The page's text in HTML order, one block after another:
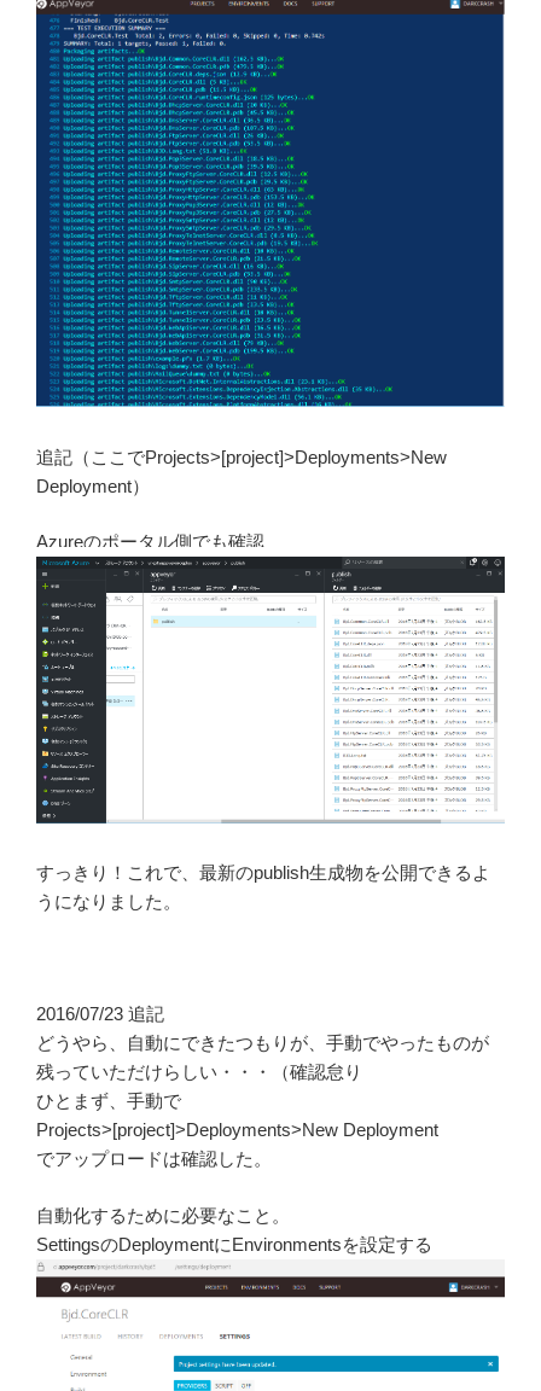
追記（ここでProjects>[project]>Deployments>New
Deployment）
Azureのポータル側でも確認
すっきり！これで、最新のpublish生成物を公開できるよ
うになりました。
2016/07/23 追記
どうやら、自動にできたつもりが、手動でやったものが
残っていただけらしい・・・（確認怠り
ひとまず、手動で
Projects>[project]>Deployments>New Deployment
でアップロードは確認した。
自動化するために必要なこと。
SettingsのDeploymentにEnvironmentsを設定する